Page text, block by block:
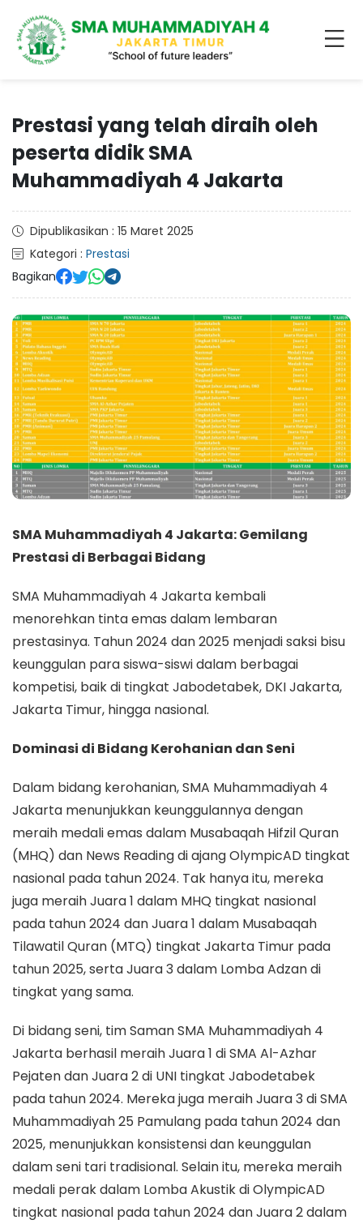
Prestasi yang telah diraih oleh
peserta didik SMA
Muhammadiyah 4 Jakarta
Dipublikasikan : 15 Maret 2025
Kategori : Prestasi
Bagikan
SMA Muhammadiyah 4 Jakarta: Gemilang
Prestasi di Berbagai Bidang
SMA Muhammadiyah 4 Jakarta kembali
menorehkan tinta emas dalam lembaran
prestasinya. Tahun 2024 dan 2025 menjadi saksi bisu
keunggulan para siswa-siswi dalam berbagai
kompetisi, baik di tingkat Jabodetabek, DKI Jakarta,
Jakarta Timur, hingga nasional.
Dominasi di Bidang Kerohanian dan Seni
Dalam bidang kerohanian, SMA Muhammadiyah 4
Jakarta menunjukkan keunggulannya dengan
meraih medali emas dalam Musabaqah Hifzil Quran
(MHQ) dan News Reading di ajang OlympicAD tingkat
nasional pada tahun 2024. Tak hanya itu, mereka
juga meraih Juara 1 dalam MHQ tingkat nasional
pada tahun 2024 dan Juara 1 dalam Musabaqah
Tilawatil Quran (MTQ) tingkat Jakarta Timur pada
tahun 2025, serta Juara 3 dalam Lomba Adzan di
tingkat yang sama.
Di bidang seni, tim Saman SMA Muhammadiyah 4
Jakarta berhasil meraih Juara 1 di SMA Al-Azhar
Pejaten dan Juara 2 di UNI tingkat Jabodetabek
pada tahun 2024. Mereka juga meraih Juara 3 di SMA
Muhammadiyah 25 Pamulang pada tahun 2024 dan
2025, menunjukkan konsistensi dan keunggulan
dalam seni tari tradisional. Selain itu, mereka meraih
medali perak dalam Lomba Akustik di OlympicAD
tingkat nasional pada tahun 2024 dan Juara 2 dalam